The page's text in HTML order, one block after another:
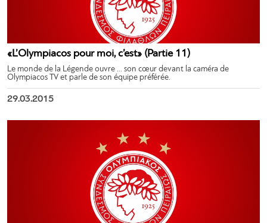
«L’Olympiacos pour moi, c’est» (Partie 11)
Le monde de la Légende ouvre … son cœur devant la caméra de
Olympiacos TV et parle de son équipe préférée.
29.03.2015